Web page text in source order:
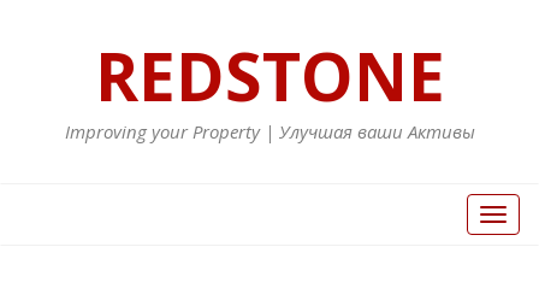
REDSTONE
Improving your Property | Улучшая ваши Активы
Вкл/
Выкл